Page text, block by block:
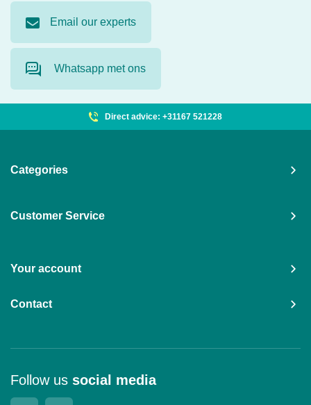
Email our experts
Whatsapp met ons
Direct advice: +31167 521228
Categories
Customer Service
Your account
Contact
Follow us social media